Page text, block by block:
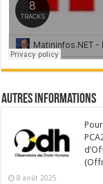
Autres Informations
8 août 2025